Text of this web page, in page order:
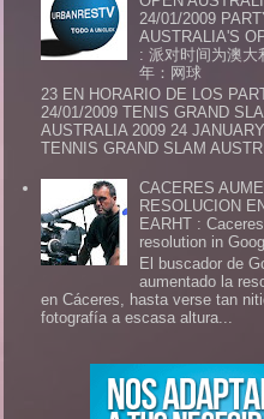
24/01/2009
AUSTRALIA'S
: 派对时间为澳大
年：网球
23 EN HORARIO DE LOS
24/01/2009 TENIS GRAND
AUSTRALIA 2009 24
TENNIS GRAND SLAM
CACERES
RESOLUCION
EARHT :
resolution in
El buscador de
aumentado la
en Cáceres, hasta verse tan
fotografía a escasa altura...